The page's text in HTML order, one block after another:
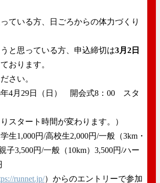
ている方、日ごろからの体力づくり
と思っている方、申込締切は3月2日
おります。
さい。
4月29日（日） 開会式8：00 スタ
スタート時間が変わります。）
生1,000円/高校生2,000円/一般（3km・
子3,500円/一般（10km）3,500円/ハー
runnet.jp/）からのエントリーで参加